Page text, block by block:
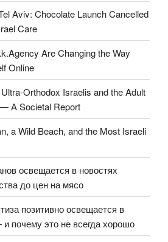
Aviv: Chocolate Launch Cancelled
Care
Are Changing the Way
Online
Orthodox Israelis and the Adult
A Societal Report
a Wild Beach, and the Most Israeli
освещается в новостях
до цен на мясо
позитивно освещается в
почему это не всегда хорошо